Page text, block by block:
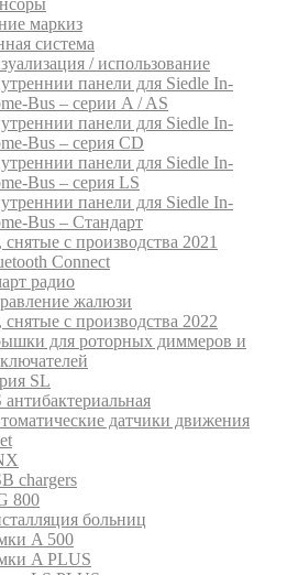
маркиз
система
/ использование
панели для Siedle In-
Bus – серии A / AS
панели для Siedle In-
Bus – серия CD
панели для Siedle In-
Bus – серия LS
панели для Siedle In-
Bus – Стандарт
с производства 2021
Connect
радио
жалюзи
снятые с производства 2022
для роторных диммеров и
SL
антибактериальная
датчики движения
chargers
800
больниц
A 500
A PLUS